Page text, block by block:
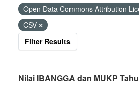
Open Data Commons Attribution
CSV
Filter Results
Nilai IBANGGA dan MUKP